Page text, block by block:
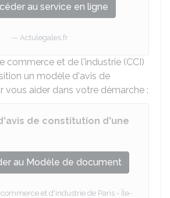
au service en ligne
Actulegales.fr
commerce et de l'industrie (CCI)
un modèle d'avis de
vous aider dans votre démarche :
de constitution d'une
au Modèle de document
et d'industrie de Paris - Île-